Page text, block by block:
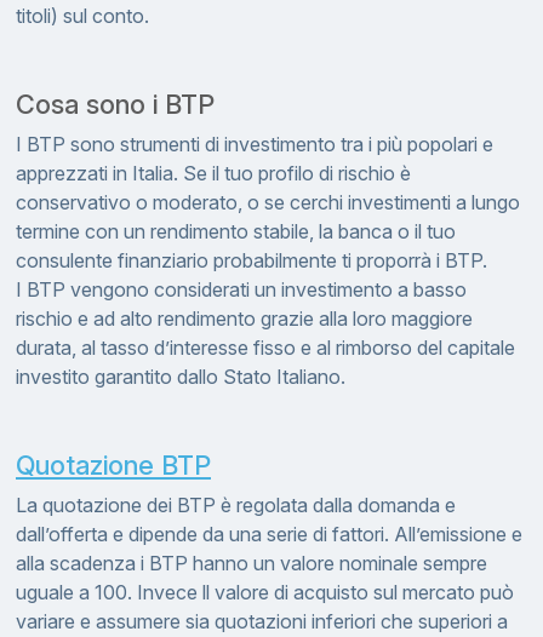
titoli) sul conto.
Cosa sono i BTP
I BTP sono strumenti di investimento tra i più popolari e
apprezzati in Italia. Se il tuo profilo di rischio è
conservativo o moderato, o se cerchi investimenti a lungo
termine con un rendimento stabile, la banca o il tuo
consulente finanziario probabilmente ti proporrà i BTP.
I BTP vengono considerati un investimento a basso
rischio e ad alto rendimento grazie alla loro maggiore
durata, al tasso d’interesse fisso e al rimborso del capitale
investito garantito dallo Stato Italiano.
Quotazione BTP
La quotazione dei BTP è regolata dalla domanda e
dall’offerta e dipende da una serie di fattori. All’emissione e
alla scadenza i BTP hanno un valore nominale sempre
uguale a 100. Invece ll valore di acquisto sul mercato può
variare e assumere sia quotazioni inferiori che superiori a